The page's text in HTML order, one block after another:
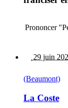
Prononcer
29 juin
(Beaumont)
La Coste